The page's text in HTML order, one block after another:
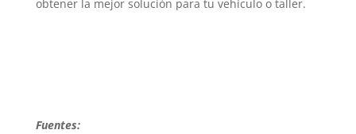
obtener la mejor solución para tu vehículo o taller.
Fuentes: